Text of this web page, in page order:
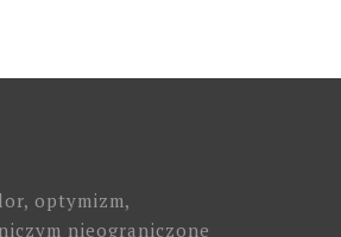
optymizm,
nieograniczone